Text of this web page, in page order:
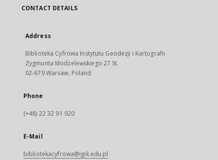
CONTACT DETAILS
Address
Biblioteka Cyfrowa Instytutu Geodezji i Kartografii
Zygmunta Modzelewskiego 27 St.
02-679 Warsaw, Poland
Phone
(+48) 22 32 91 920
E-Mail
bibliotekacyfrowa@igik.edu.pl